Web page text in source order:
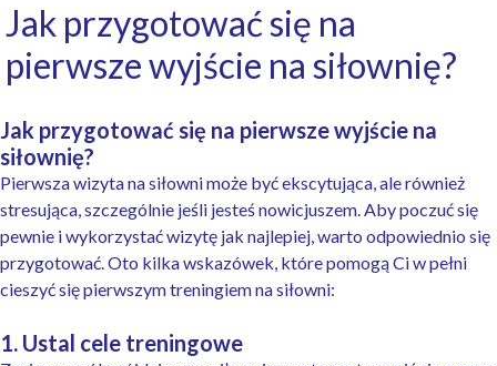
Jak przygotować się na
pierwsze wyjście na siłownię?
Jak przygotować się na pierwsze wyjście na
siłownię?
Pierwsza wizyta na siłowni może być ekscytująca, ale również
stresująca, szczególnie jeśli jesteś nowicjuszem. Aby poczuć się
pewnie i wykorzystać wizytę jak najlepiej, warto odpowiednio się
przygotować. Oto kilka wskazówek, które pomogą Ci w pełni
cieszyć się pierwszym treningiem na siłowni:
1. Ustal cele treningowe